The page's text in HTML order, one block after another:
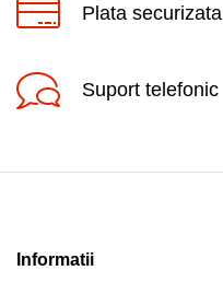
Plata securizata
Suport telefonic
Informatii